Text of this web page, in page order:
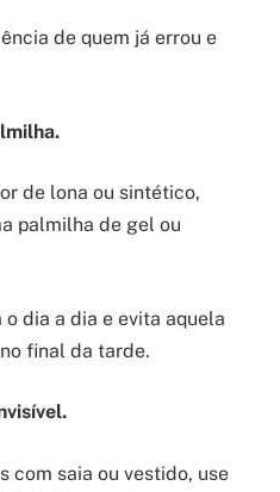
de quem já errou e
de lona ou sintético,
palmilha de gel ou
dia a dia e evita aquela
no final da tarde.
com saia ou vestido, use